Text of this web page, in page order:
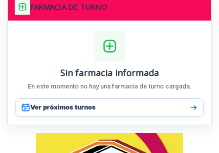
FARMACIA DE TURNO
Sin farmacia informada
En este momento no hay una farmacia de turno cargada.
Ver próximos turnos